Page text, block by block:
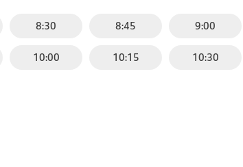
8:30 8:45 9:00
10:00 10:15 10:30